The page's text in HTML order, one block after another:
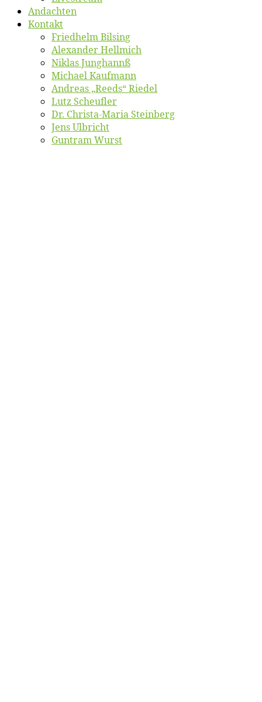
An­dach­ten
Kon­takt
Fried­helm Bilsing
Alex­an­der Hellmich
Ni­klas Junghannß
Mi­cha­el Kaufmann
An­dre­as „Reeds“ Riedel
Lutz Scheuf­ler
Dr. Chris­­ta-Ma­ria Steinberg
Jens Ulb­richt
Gun­tram Wurst